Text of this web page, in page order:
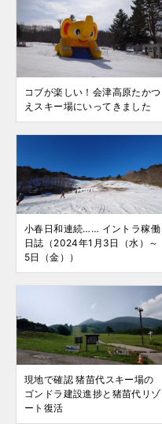
コブが楽しい！会津高原たかつ
えスキー場にいってきました
小春日和連続…… イントラ稼働
日誌（2024年1月3日（水）～
5日（金））
現地で確認 猪苗代スキー場の
ゴンドラ建設進捗と猪苗代リゾ
ート復活